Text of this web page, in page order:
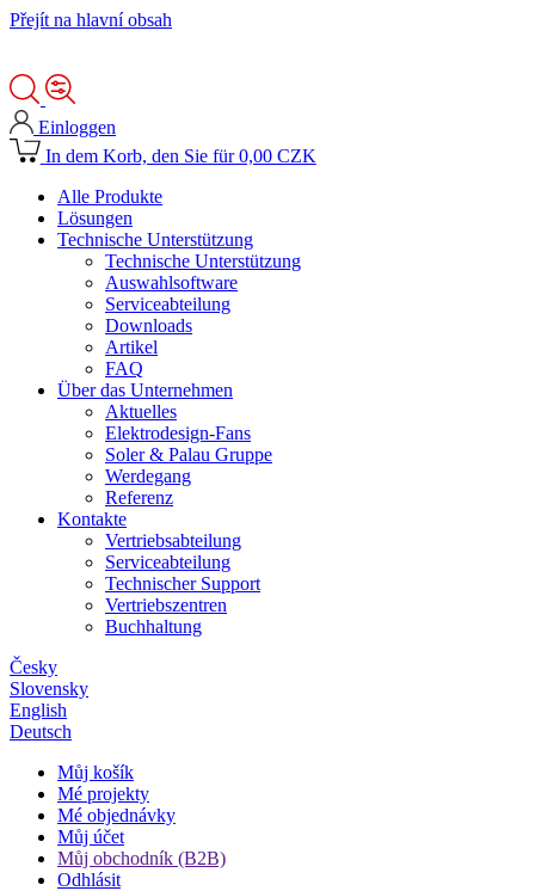
Přejít na hlavní obsah
Einloggen
In dem Korb, den Sie für 0,00 CZK
Alle Produkte
Lösungen
Technische Unterstützung
Technische Unterstützung
Auswahlsoftware
Serviceabteilung
Downloads
Artikel
FAQ
Über das Unternehmen
Aktuelles
Elektrodesign-Fans
Soler & Palau Gruppe
Werdegang
Referenz
Kontakte
Vertriebsabteilung
Serviceabteilung
Technischer Support
Vertriebszentren
Buchhaltung
Česky
Slovensky
English
Deutsch
Můj košík
Mé projekty
Mé objednávky
Můj účet
Můj obchodník (B2B)
Odhlásit